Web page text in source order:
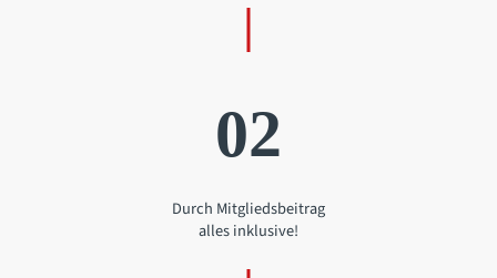
02
Durch Mitgliedsbeitrag
alles inklusive!